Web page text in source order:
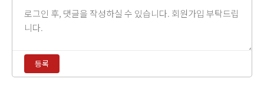
력
등록